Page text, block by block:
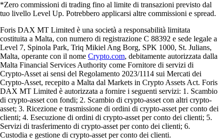
*Zero commissioni di trading fino al limite di transazioni previsto dal
tuo livello Level Up. Potrebbero applicarsi altre commissioni e spread.
Foris DAX MT Limited è una società a responsabilità limitata
costituita a Malta, con numero di registrazione C 88392 e sede legale a
Level 7, Spinola Park, Triq Mikiel Ang Borg, SPK 1000, St. Julians,
Malta, operante con il nome Crypto.com, debitamente autorizzata dalla
Malta Financial Services Authority come Fornitore di servizi di
Crypto-Asset ai sensi del Regolamento 2023/1114 sui Mercati dei
Crypto-Asset, recepito a Malta dal Markets in Crypto Assets Act. Foris
DAX MT Limited è autorizzata a fornire i seguenti servizi: 1. Scambio
di crypto-asset con fondi; 2. Scambio di crypto-asset con altri crypto-
asset; 3. Ricezione e trasmissione di ordini di crypto-asset per conto dei
clienti; 4. Esecuzione di ordini di crypto-asset per conto dei clienti; 5.
Servizi di trasferimento di crypto-asset per conto dei clienti; 6.
Custodia e gestione di crypto-asset per conto dei clienti.